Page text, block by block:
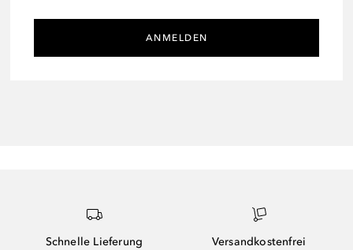
ANMELDEN
Schnelle Lieferung
Versandkostenfrei